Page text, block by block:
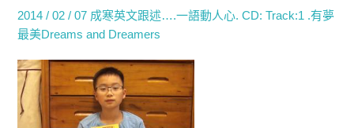
2014 / 02 / 07 成寒英文跟述….一語動人心. CD: Track:1 .有夢
最美Dreams and Dreamers